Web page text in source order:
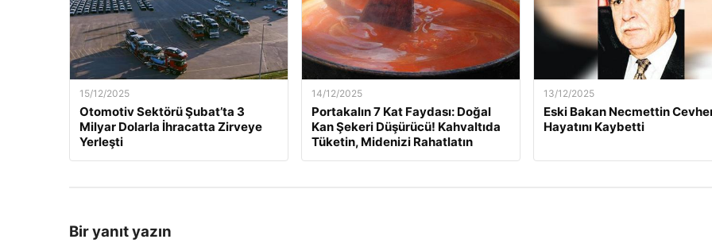
15/12/2025
Otomotiv Sektörü Şubat’ta 3
Milyar Dolarla İhracatta Zirveye
Yerleşti
14/12/2025
Portakalın 7 Kat Faydası: Doğal
Kan Şekeri Düşürücü! Kahvaltıda
Tüketin, Midenizi Rahatlatın
13/12/2025
Eski Bakan Necmettin
Hayatını Kaybetti
Bir yanıt yazın